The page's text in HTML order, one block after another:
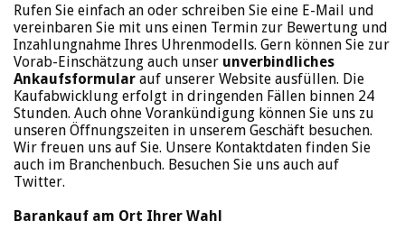
Rufen Sie einfach an oder schreiben Sie eine E-Mail und
vereinbaren Sie mit uns einen Termin zur Bewertung und
Inzahlungnahme Ihres Uhrenmodells. Gern können Sie zur
Vorab-Einschätzung auch unser unverbindliches
Ankaufsformular auf unserer Website ausfüllen. Die
Kaufabwicklung erfolgt in dringenden Fällen binnen 24
Stunden. Auch ohne Vorankündigung können Sie uns zu
unseren Öffnungszeiten in unserem Geschäft besuchen.
Wir freuen uns auf Sie. Unsere Kontaktdaten finden Sie
auch im Branchenbuch. Besuchen Sie uns auch auf
Twitter.
Barankauf am Ort Ihrer Wahl